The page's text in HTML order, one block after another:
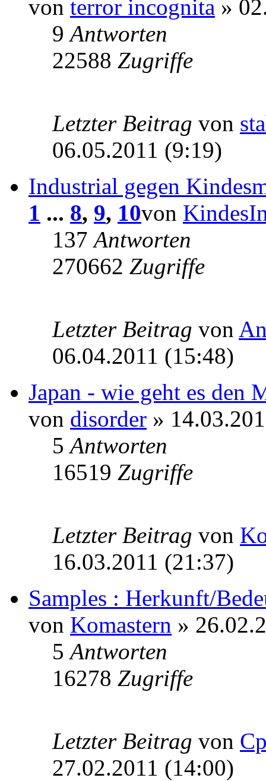
von terror incognita »
9Antworten
22588 Zugriffe
Letzter Beitrag von
06.05.2011 (9:19)
Industrial gegen
1 ... 8, 9, 10von
137Antworten
270662 Zugriffe
Letzter Beitrag von
06.04.2011 (15:48)
Japan - wie geht es den
von disorder »
5Antworten
16519 Zugriffe
Letzter Beitrag von
16.03.2011 (21:37)
Samples : Herkunft/
von Komastern »
5Antworten
16278 Zugriffe
Letzter Beitrag von
27.02.2011 (14:00)